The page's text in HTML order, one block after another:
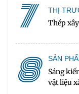
7 THỊ
Thép
8 SẢN
Sáng
vật liệu